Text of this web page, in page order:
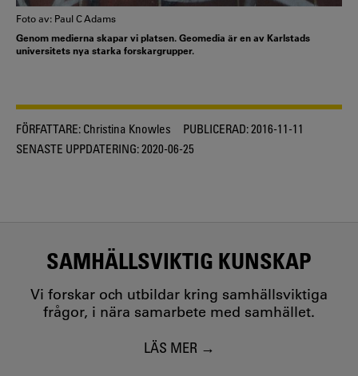
Foto av: Paul C Adams
Genom medierna skapar vi platsen. Geomedia är en av Karlstads
universitets nya starka forskargrupper.
FÖRFATTARE: Christina Knowles PUBLICERAD:2016-11-11
SENASTE UPPDATERING:2020-06-25
SAMHÄLLSVIKTIG KUNSKAP
Vi forskar och utbildar kring samhällsviktiga
frågor, i nära samarbete med samhället.
LÄS MER